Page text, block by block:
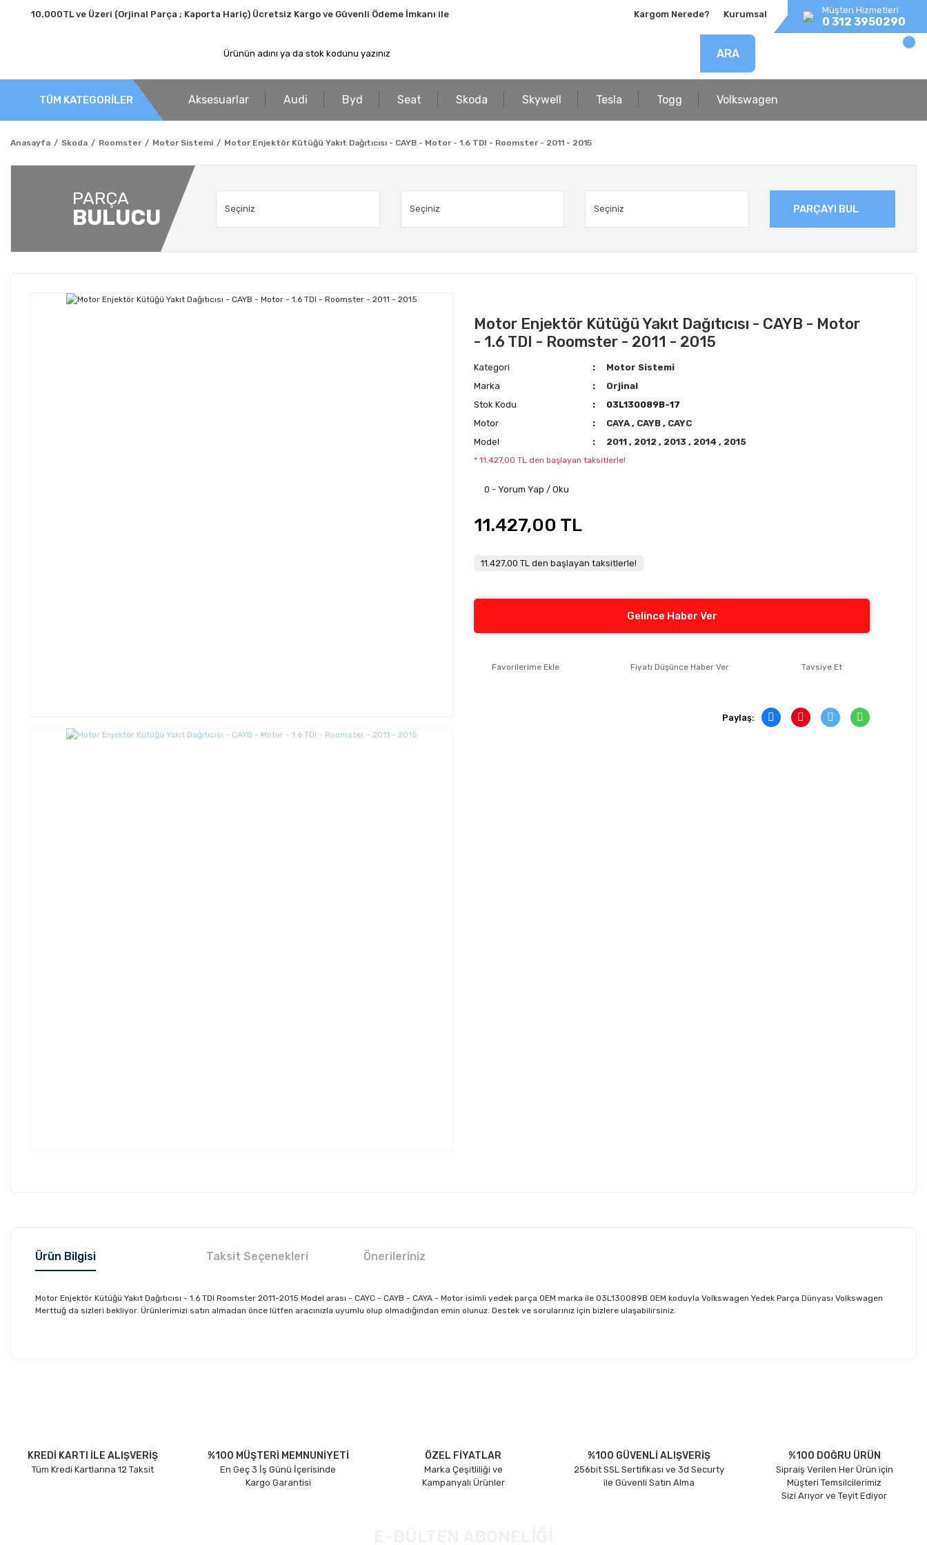
10.000TL ve Üzeri (Orjinal Parça ; Kaporta Hariç) Ücretsiz Kargo ve Güvenli Ödeme İmkanı ile Kargom Nerede? Kurumsal Müşteri Hizmetleri
0 312 3950290
ARA
TÜM KATEGORİLER Aksesuarlar Audi Byd Seat Skoda Skywell Tesla Togg Volkswagen
Anasayfa Skoda Roomster Motor Sistemi Motor Enjektör Kütüğü Yakıt Dağıtıcısı - CAYB - Motor - 1.6 TDI - Roomster - 2011 - 2015
PARÇA
BULUCU PARÇAYI BUL
Motor Enjektör Kütüğü Yakıt Dağıtıcısı - CAYB - Motor
- 1.6 TDI - Roomster - 2011 - 2015
Kategori
Motor Sistemi
Marka
Orjinal
Stok Kodu
03L130089B-17
Motor
CAYA, CAYB, CAYC
Model
2011, 2012, 2013, 2014, 2015
* 11.427,00 TL den başlayan taksitlerle!
0 - Yorum Yap / Oku
11.427,00 TL
11.427,00 TL den başlayan taksitlerle!
Gelince Haber Ver
Fiyatı Düşünce Haber Ver Tavsiye Et
Paylaş:
Ürün Bilgisi Taksit Seçenekleri Önerileriniz
Motor Enjektör Kütüğü Yakıt Dağıtıcısı - 1.6 TDI Roomster 2011-2015 Model arası - CAYC - CAYB - CAYA - Motor isimli yedek parça OEM marka ile 03L130089B OEM koduyla Volkswagen Yedek Parça Dünyası Volkswagen
Merttuğ da sizleri bekliyor. Ürünlerimizi satın almadan önce lütfen aracınızla uyumlu olup olmadığından emin olunuz. Destek ve sorularınız için bizlere ulaşabilirsiniz.
Ürün bilgilerinde hatalar bulunuyor.
Ürün fiyatı diğer sitelerden daha pahalı.
KREDİ KARTI İLE ALIŞVERİŞ
Tüm Kredi Kartlarına 12 Taksit
%100 MÜŞTERİ MEMNUNİYETİ
En Geç 3 İş Günü İçerisinde
Kargo Garantisi
ÖZEL FİYATLAR
Marka Çeşitliliği ve
Kampanyalı Ürünler
%100 GÜVENLİ ALIŞVERİŞ
256bit SSL Sertifikası ve 3d Securty
ile Güvenli Satın Alma
%100 DOĞRU ÜRÜN
Sipraiş Verilen Her Ürün için
Müşteri Temsilcilerimiz
Sizi Arıyor ve Teyit Ediyor